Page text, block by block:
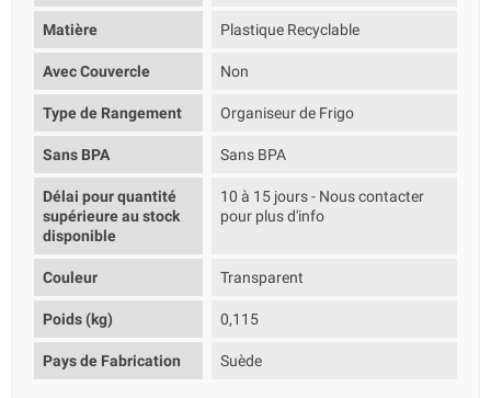
Matière Plastique Recyclable
Avec Couvercle Non
Type de Rangement Organiseur de Frigo
Sans BPA Sans BPA
Délai pour quantité
supérieure au stock
disponible
10 à 15 jours - Nous contacter
pour plus d'info
Couleur Transparent
Poids (kg) 0,115
Pays de Fabrication Suède